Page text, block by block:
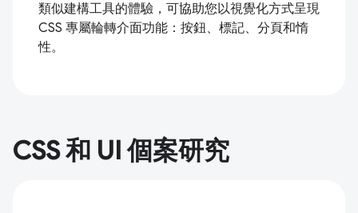
類似建構工具的體驗，可協助您以視覺化方式呈現
CSS 專屬輪轉介面功能：按鈕、標記、分頁和惰
性。
CSS 和 UI 個案研究